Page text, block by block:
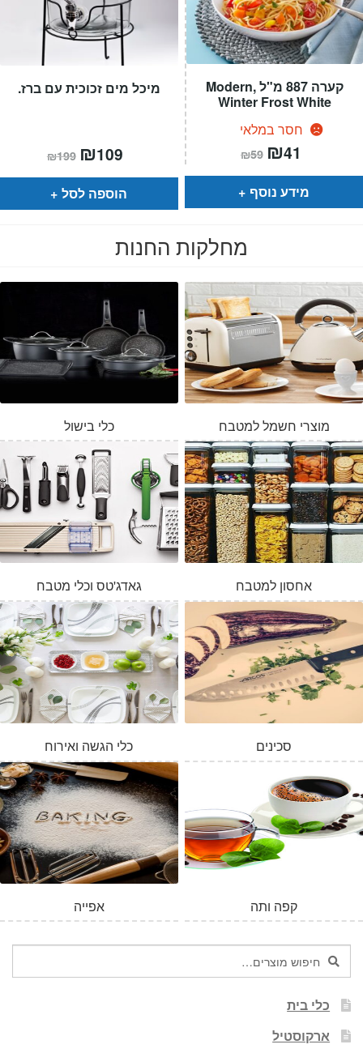
המלאי אזל
מיכל מים זכוכית עם ברז.
₪199 המחיר
המקורי
היה:
₪199.
₪109
הוא:
הוספה לסל
קערה 887 מ"ל ,Modern
Winter Frost White
חסר במלאי
₪59 המחיר
המקורי
היה:
₪59.
₪41
הוא:
מידע נוסף
מחלקות החנות
כלי בישול מוצרי חשמל למטבח
גאדג'טס וכלי מטבח אחסון למטבח
כלי הגשה ואירוח סכינים
אפייה קפה ותה
חיפוש
עבור:
חיפוש
כלי בית
ארקוסטיל